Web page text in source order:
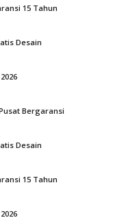
15 Tahun
Desain
Bergaransi
Desain
15 Tahun